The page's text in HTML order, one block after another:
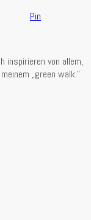
Pin
inspirieren von allem,
„green walk.”